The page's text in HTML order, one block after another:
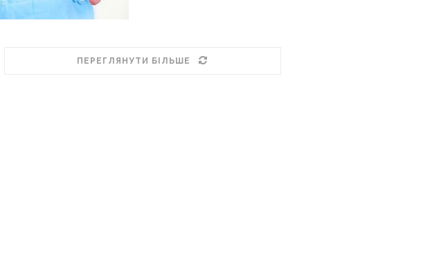
ПЕРЕГЛЯНУТИ БІЛЬШЕ